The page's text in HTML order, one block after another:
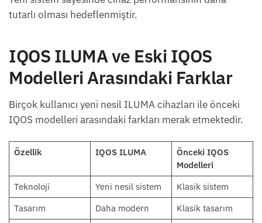
tutarlı olması hedeflenmiştir.
IQOS ILUMA ve Eski IQOS
Modelleri Arasındaki Farklar
Birçok kullanıcı yeni nesil ILUMA cihazları ile önceki
IQOS modelleri arasındaki farkları merak etmektedir.
Özellik IQOS ILUMA
Önceki IQOS
Modelleri
Teknoloji
Yeni nesil sistem
Klasik sistem
Tasarım
Daha modern
Klasik tasarım